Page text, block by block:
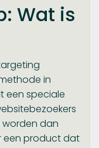
Wat is
in
een speciale
worden dan
een product dat